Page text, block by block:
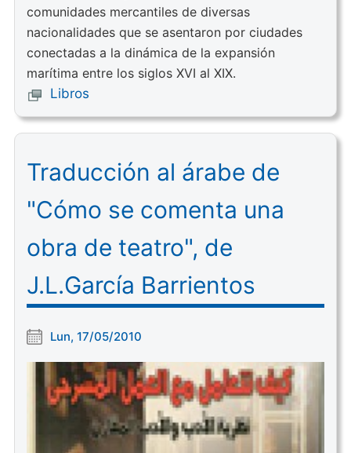
comunidades mercantiles de diversas
nacionalidades que se asentaron por ciudades
conectadas a la dinámica de la expansión
marítima entre los siglos XVI al XIX.
Libros
Traducción al árabe de
"Cómo se comenta una
obra de teatro", de
J.L.García Barrientos
Lun, 17/05/2010